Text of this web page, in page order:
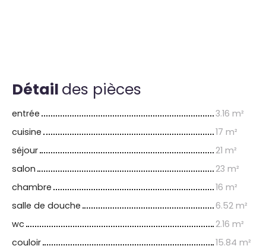
Détail des pièces
entrée
3.16 m²
cuisine
17 m²
séjour
21 m²
salon
23 m²
chambre
16 m²
salle de douche
6.52 m²
wc
2.16 m²
couloir
15.84 m²